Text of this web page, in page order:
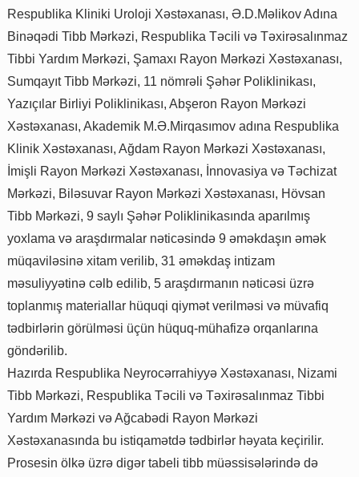
Respublika Kliniki Uroloji Xəstəxanası, Ə.D.Məlikov Adına
Binəqədi Tibb Mərkəzi, Respublika Təcili və Təxirəsalınmaz
Tibbi Yardım Mərkəzi, Şamaxı Rayon Mərkəzi Xəstəxanası,
Sumqayıt Tibb Mərkəzi, 11 nömrəli Şəhər Poliklinikası,
Yazıçılar Birliyi Poliklinikası, Abşeron Rayon Mərkəzi
Xəstəxanası, Akademik M.Ə.Mirqasımov adına Respublika
Klinik Xəstəxanası, Ağdam Rayon Mərkəzi Xəstəxanası,
İmişli Rayon Mərkəzi Xəstəxanası, İnnovasiya və Təchizat
Mərkəzi, Biləsuvar Rayon Mərkəzi Xəstəxanası, Hövsan
Tibb Mərkəzi, 9 saylı Şəhər Poliklinikasında aparılmış
yoxlama və araşdırmalar nəticəsində 9 əməkdaşın əmək
müqaviləsinə xitam verilib, 31 əməkdaş intizam
məsuliyyətinə cəlb edilib, 5 araşdırmanın nəticəsi üzrə
toplanmış materiallar hüquqi qiymət verilməsi və müvafiq
tədbirlərin görülməsi üçün hüquq-mühafizə orqanlarına
göndərilib.
Hazırda Respublika Neyrocərrahiyyə Xəstəxanası, Nizami
Tibb Mərkəzi, Respublika Təcili və Təxirəsalınmaz Tibbi
Yardım Mərkəzi və Ağcabədi Rayon Mərkəzi
Xəstəxanasında bu istiqamətdə tədbirlər həyata keçirilir.
Prosesin ölkə üzrə digər tabeli tibb müəssisələrində də